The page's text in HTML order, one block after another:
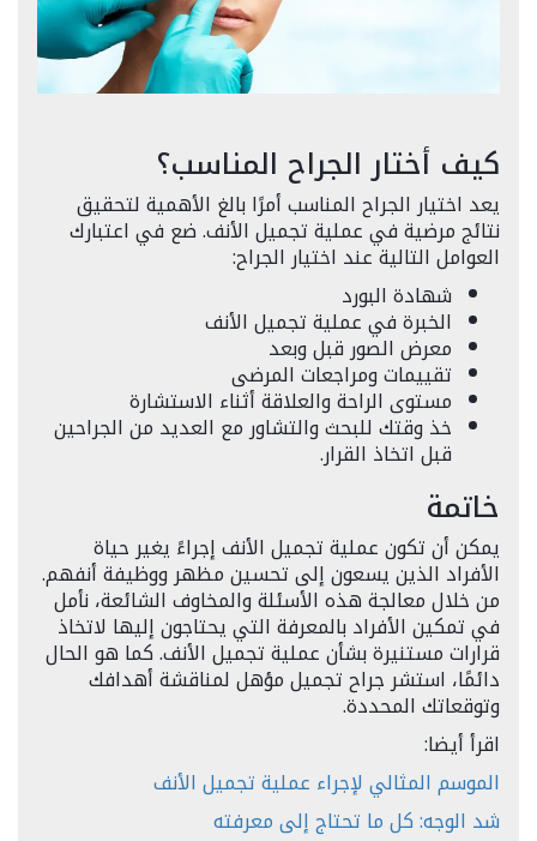
كيف أختار الجراح المناسب؟
يعد اختيار الجراح المناسب أمرًا بالغ الأهمية لتحقيق
نتائج مرضية في عملية تجميل الأنف. ضع في اعتبارك
العوامل التالية عند اختيار الجراح:
شهادة البورد
الخبرة في عملية تجميل الأنف
معرض الصور قبل وبعد
تقييمات ومراجعات المرضى
مستوى الراحة والعلاقة أثناء الاستشارة
خذ وقتك للبحث والتشاور مع العديد من الجراحين
قبل اتخاذ القرار.
خاتمة
يمكن أن تكون عملية تجميل الأنف إجراءً يغير حياة
الأفراد الذين يسعون إلى تحسين مظهر ووظيفة أنفهم.
من خلال معالجة هذه الأسئلة والمخاوف الشائعة، نأمل
في تمكين الأفراد بالمعرفة التي يحتاجون إليها لاتخاذ
قرارات مستنيرة بشأن عملية تجميل الأنف. كما هو الحال
دائمًا، استشر جراح تجميل مؤهل لمناقشة أهدافك
وتوقعاتك المحددة.
اقرأ أيضا:
الموسم المثالي لإجراء عملية تجميل الأنف
شد الوجه: كل ما تحتاج إلى معرفته